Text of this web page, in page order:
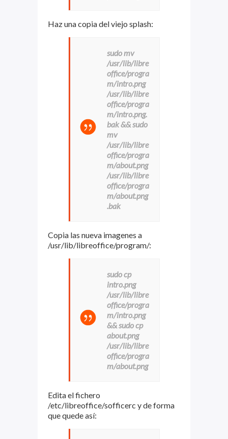
Haz una copia del viejo splash:
sudo mv
/usr/lib/libre
office/progra
m/intro.png
/usr/lib/libre
office/progra
m/intro.png.
bak && sudo
mv
/usr/lib/libre
office/progra
m/about.png
/usr/lib/libre
office/progra
m/about.png
.bak
Copia las nueva imagenes a
/usr/lib/libreoffice/program/:
sudo cp
intro.png
/usr/lib/libre
office/progra
m/intro.png
&& sudo cp
about.png
/usr/lib/libre
office/progra
m/about.png
Edita el fichero
/etc/libreoffice/sofficerc y de forma
que quede así: